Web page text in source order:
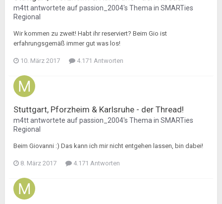
m4ttantwortete aufpassion_2004's Thema in SMARTies
Regional
Wir kommen zu zweit! Habt ihr reserviert? Beim Gio ist
erfahrungsgemäß immer gut was los!
10. März 2017 4.171 Antworten
Stuttgart, Pforzheim & Karlsruhe - der Thread!
m4ttantwortete aufpassion_2004's Thema in SMARTies
Regional
Beim Giovanni :) Das kann ich mir nicht entgehen lassen, bin dabei!
8. März 2017 4.171 Antworten